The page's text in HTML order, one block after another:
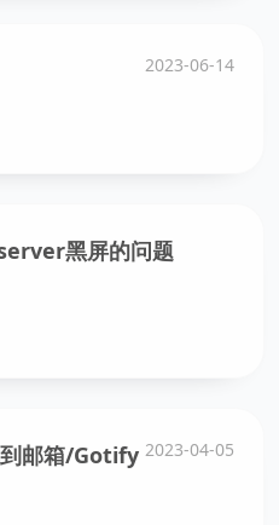
2023-06-14
黑屏的问题
邮箱/Gotify 2023-04-05